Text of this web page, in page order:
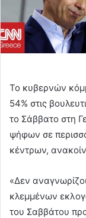
Το κυβερνών
54% στις
το Σάββατο στη
ψήφων σε
κέντρων,
«Δεν
κλεμμένων
του Σαββάτου